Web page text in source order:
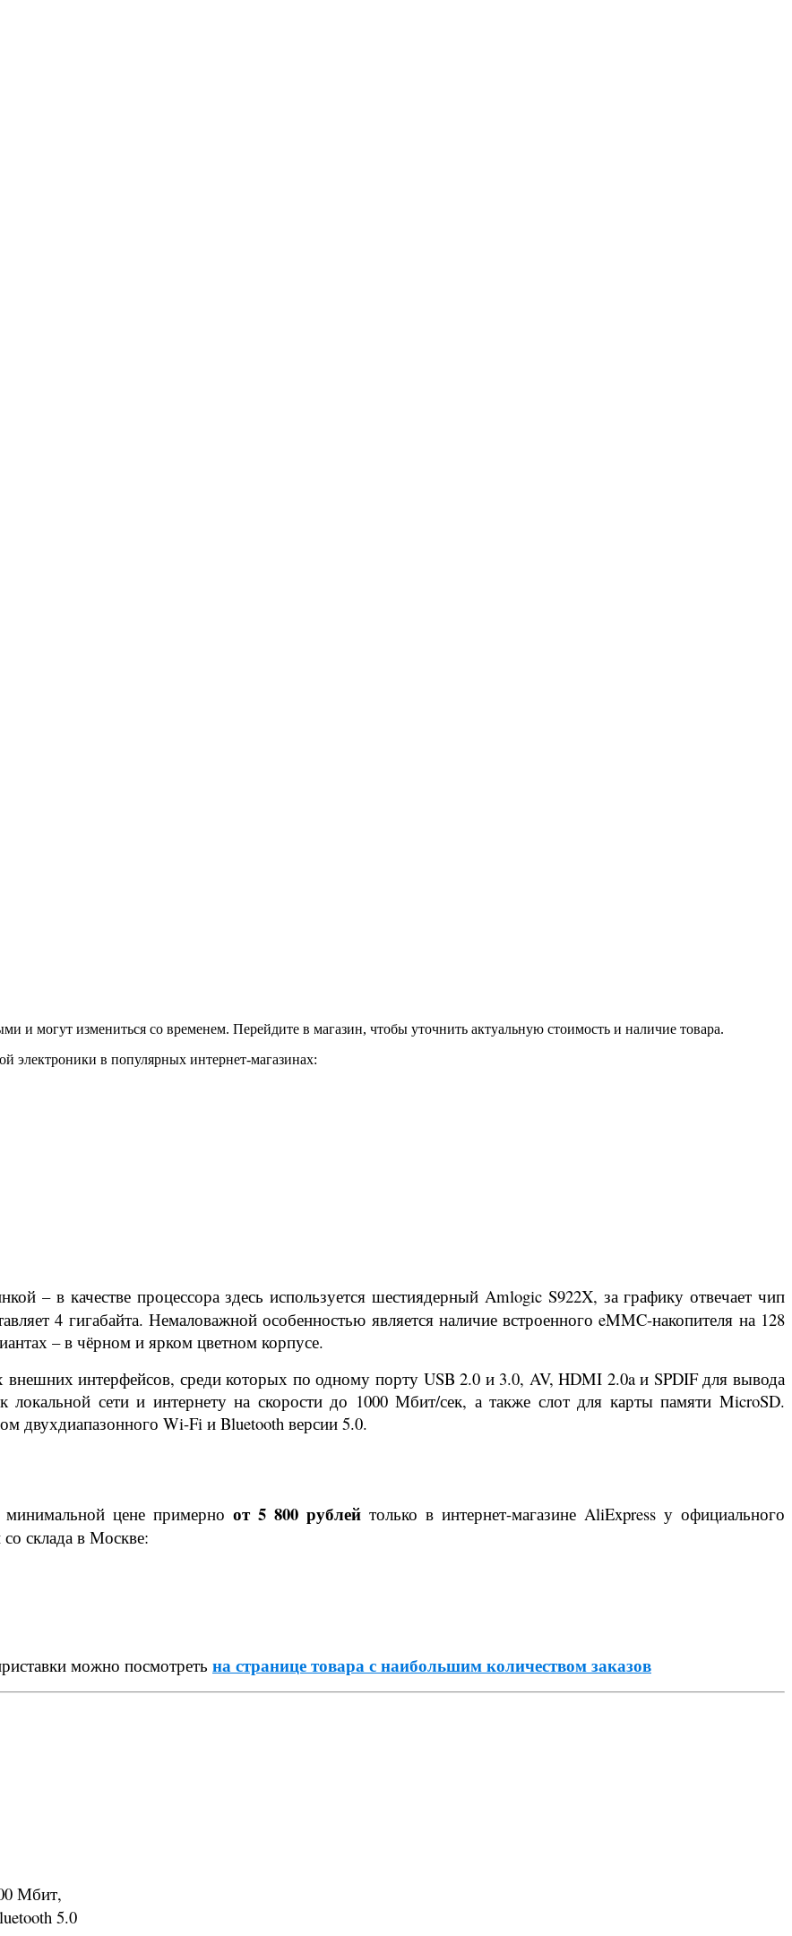
и могут измениться со временем. Перейдите в магазин, чтобы уточнить актуальную стоимость и наличие товара.
электроники в популярных интернет-магазинах:
– в качестве процессора здесь используется шестиядерный Amlogic S922X, за графику отвечает чип
4 гигабайта. Немаловажной особенностью является наличие встроенного eMMC-накопителя на 128
– в чёрном и ярком цветном корпусе.
интерфейсов, среди которых по одному порту USB 2.0 и 3.0, AV, HDMI 2.0a и SPDIF для вывода
сети и интернету на скорости до 1000 Мбит/сек, а также слот для карты памяти MicroSD.
двухдиапазонного Wi-Fi и Bluetooth версии 5.0.
цене примерно от 5 800 рублей только в интернет-магазине AliExpress у официального
склада в Москве:
можно посмотреть на странице товара с наибольшим количеством заказов
Мбит,
5.0